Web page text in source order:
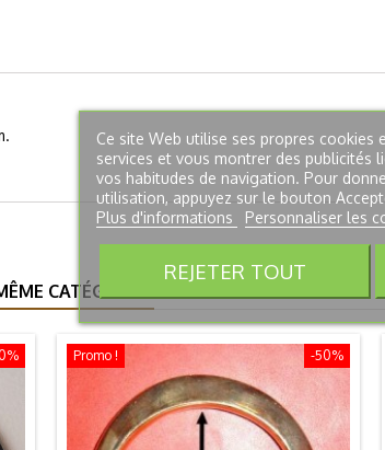
CATÉGORIE :
-50%
Promo !
Ce site Web utilise ses propres cookies
services et vous montrer des publicités
vos habitudes de navigation. Pour
utilisation, appuyez sur le bouton
Plus d'informations
Personnaliser les
REJETER TOUT